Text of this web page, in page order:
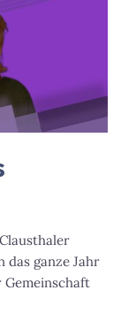
das ganze Jahr